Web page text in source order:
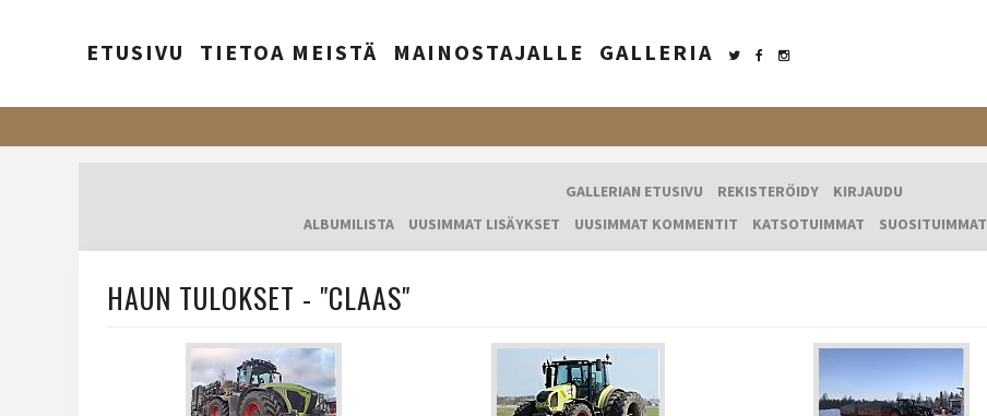
ETUSIVU TIETOA MEISTÄ MAINOSTAJALLE GALLERIA
GALLERIAN ETUSIVU REKISTERÖIDY
KIRJAUDU
ALBUMILISTA
UUSIMMAT LISÄYKSET UUSIMMAT KOMMENTIT KATSOTUIMMAT SUOSITUIMMAT
HAUN TULOKSET - "CLAAS"